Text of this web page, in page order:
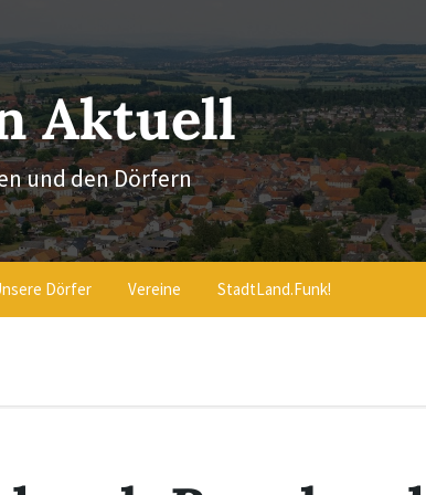
Aktuell
und den Dörfern
Dörfer Vereine
StadtLand.Funk!